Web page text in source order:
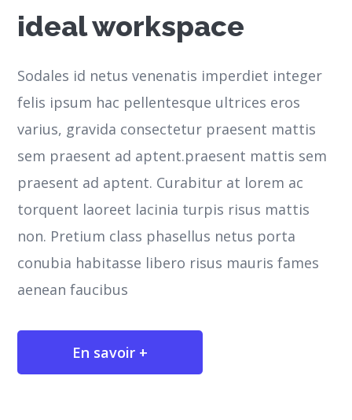
ideal workspace
Sodales id netus venenatis imperdiet integer
felis ipsum hac pellentesque ultrices eros
varius, gravida consectetur praesent mattis
sem praesent ad aptent.praesent mattis sem
praesent ad aptent. Curabitur at lorem ac
torquent laoreet lacinia turpis risus mattis
non. Pretium class phasellus netus porta
conubia habitasse libero risus mauris fames
aenean faucibus
En savoir +